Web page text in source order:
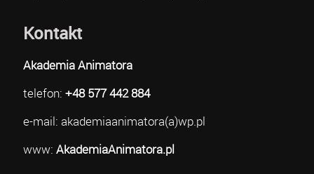
Kontakt
Akademia Animatora
telefon: +48 577 442 884
e-mail: akademiaanimatora(a)wp.pl
www: AkademiaAnimatora.pl